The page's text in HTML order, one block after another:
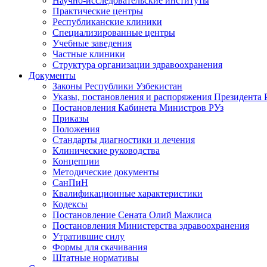
Практические центры
Республиканские клиники
Специализированные центры
Учебные заведения
Частные клиники
Структура организации здравоохранения
Документы
Законы Республики Узбекистан
Указы, постановления и распоряжения Президента
Постановления Кабинета Министров РУз
Приказы
Положения
Стандарты диагностики и лечения
Клинические руководства
Концепции
Методические документы
СанПиН
Квалификационные характеристики
Кодексы
Постановление Сената Олий Мажлиса
Постановления Министерства здравоохранения
Утратившие силу
Формы для скачивания
Штатные нормативы